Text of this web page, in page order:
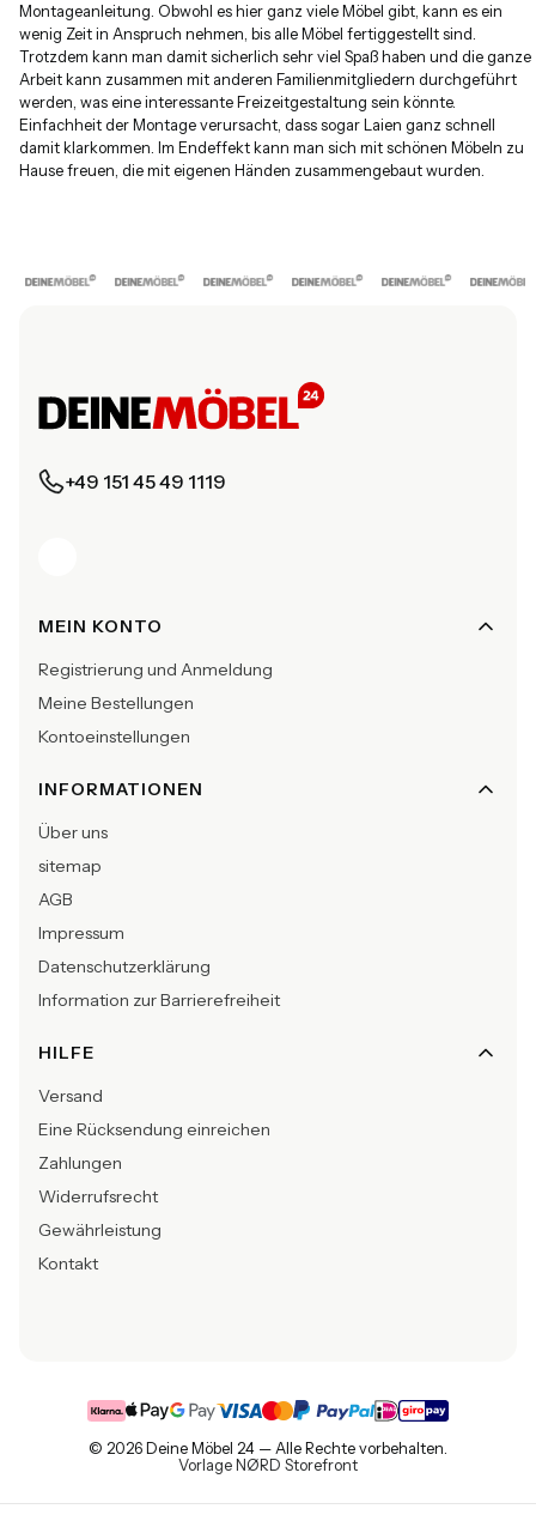
Montageanleitung. Obwohl es hier ganz viele Möbel gibt, kann es ein
wenig Zeit in Anspruch nehmen, bis alle Möbel fertiggestellt sind.
Trotzdem kann man damit sicherlich sehr viel Spaß haben und die ganze
Arbeit kann zusammen mit anderen Familienmitgliedern durchgeführt
werden, was eine interessante Freizeitgestaltung sein könnte.
Einfachheit der Montage verursacht, dass sogar Laien ganz schnell
damit klarkommen. Im Endeffekt kann man sich mit schönen Möbeln zu
Hause freuen, die mit eigenen Händen zusammengebaut wurden.
+49 151 45 49 1119
Fußzeilenmenü
MEIN KONTO
Registrierung und Anmeldung
Meine Bestellungen
Kontoeinstellungen
INFORMATIONEN
Über uns
sitemap
AGB
Impressum
Datenschutzerklärung
Information zur Barrierefreiheit
HILFE
Versand
Eine Rücksendung einreichen
Zahlungen
Widerrufsrecht
Gewährleistung
Kontakt
© 2026 Deine Möbel 24 — Alle Rechte vorbehalten.
Vorlage NØRD Storefront